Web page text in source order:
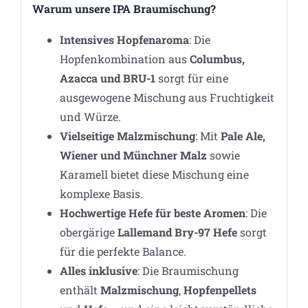
Warum unsere IPA Braumischung?
Intensives Hopfenaroma: Die
Hopfenkombination ausColumbus,
Azacca und BRU-1sorgt für eine
ausgewogene Mischung aus Fruchtigkeit
und Würze.
Vielseitige Malzmischung: Mit Pale Ale,
Wiener und Münchner Malz sowie
Karamell bietet diese Mischung eine
komplexe Basis.
Hochwertige Hefe für beste Aromen: Die
obergärigeLallemand Bry-97 Hefesorgt
für die perfekte Balance.
Alles inklusive: Die Braumischung
enthält Malzmischung,Hopfenpellets